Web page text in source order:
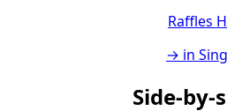
Raffles
→
Side-by-